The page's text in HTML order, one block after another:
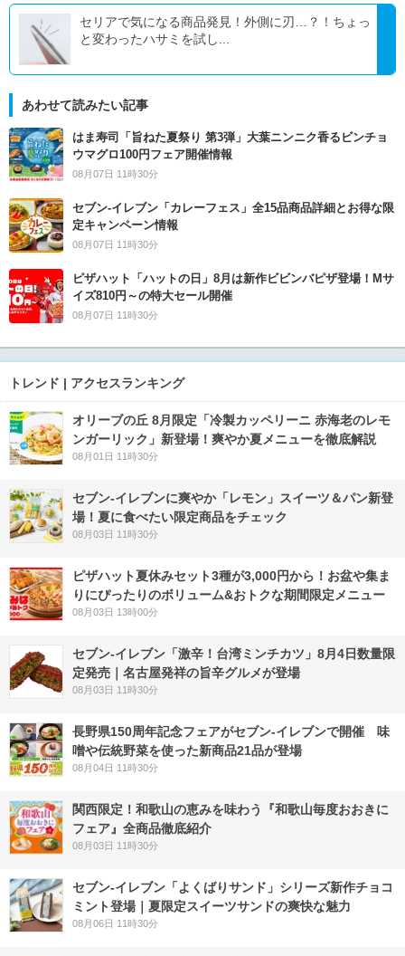
セリアで気になる商品発見！外側に刃…？！ちょっ
と変わったハサミを試し...
あわせて読みたい記事
はま寿司「旨ねた夏祭り 第3弾」大葉ニンニク香るビンチョ
ウマグロ100円フェア開催情報
08月07日 11時30分
セブン‐イレブン「カレーフェス」全15品商品詳細とお得な限
定キャンペーン情報
08月07日 11時30分
ピザハット「ハットの日」8月は新作ビビンバピザ登場！Mサ
イズ810円～の特大セール開催
08月07日 11時30分
トレンド | アクセスランキング
オリーブの丘 8月限定「冷製カッペリーニ 赤海老のレモ
ンガーリック」新登場！爽やか夏メニューを徹底解説
08月01日 11時30分
セブン‐イレブンに爽やか「レモン」スイーツ＆パン新登
場！夏に食べたい限定商品をチェック
08月03日 11時30分
ピザハット夏休みセット3種が3,000円から！お盆や集ま
りにぴったりのボリューム&おトクな期間限定メニュー
08月03日 13時00分
セブン-イレブン「激辛！台湾ミンチカツ」8月4日数量限
定発売｜名古屋発祥の旨辛グルメが登場
08月03日 11時30分
長野県150周年記念フェアがセブン-イレブンで開催 味
噌や伝統野菜を使った新商品21品が登場
08月04日 11時30分
関西限定！和歌山の恵みを味わう『和歌山毎度おおきに
フェア』全商品徹底紹介
08月03日 11時30分
セブン‐イレブン「よくばりサンド」シリーズ新作チョコ
ミント登場｜夏限定スイーツサンドの爽快な魅力
08月06日 11時30分